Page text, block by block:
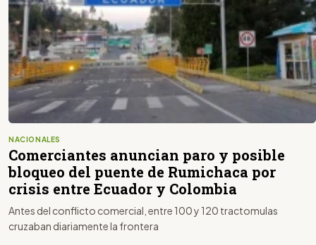
NACIONALES
Comerciantes anuncian paro y posible
bloqueo del puente de Rumichaca por
crisis entre Ecuador y Colombia
Antes del conflicto comercial, entre 100 y 120 tractomulas
cruzaban diariamente la frontera